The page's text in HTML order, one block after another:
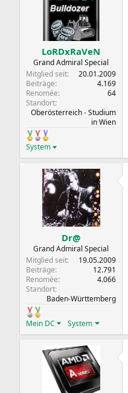
LoRDxRaVeN
Grand Admiral Special
Mitglied seit
20.01.2009
Beiträge
4.169
Renomée
64
Standort
Oberösterreich - Studium
in Wien
System
Dr@
Grand Admiral Special
Mitglied seit
19.05.2009
Beiträge
12.791
Renomée
4.066
Standort
Baden-Württemberg
Mein DC System